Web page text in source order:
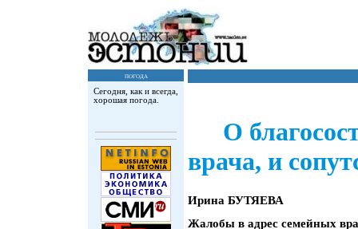
погода
Сегодня, как и всегда,
хорошая погода.
О
врача, и
Ирина БУТЯЕВА
Жалобы в адрес семейных